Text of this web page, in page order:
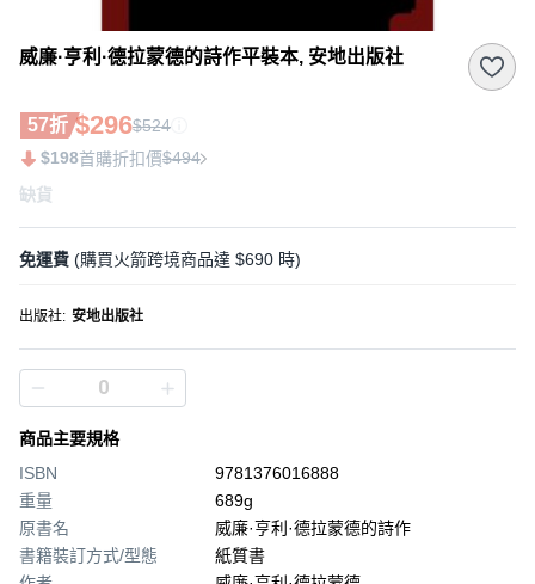
威廉·亨利·德拉蒙德的詩作平裝本, 安地出版社
57折 $296$524
$198首購折扣價$494
缺貨
免運費 (購買火箭跨境商品達 $690 時)
出版社: 安地出版社
商品主要規格
ISBN
9781376016888
重量
689g
原書名
威廉·亨利·德拉蒙德的詩作
書籍裝訂方式/型態
紙質書